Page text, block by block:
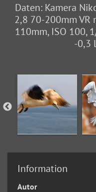
Daten: Kamera
2,8 70-200mm VR
110mm, ISO 100,
-0,3
Information
Autor